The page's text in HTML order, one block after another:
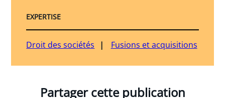
EXPERTISE
Droit des sociétés Fusions et acquisitions
Partager cette publication